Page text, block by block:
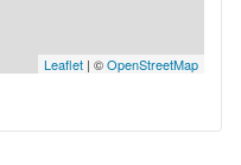
Leaflet | ©OpenStreetMap